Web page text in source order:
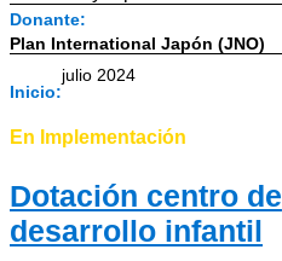
Donante:
Plan International Japón (JNO)
Inicio:
julio 2024
En Implementación
Dotación centro de
desarrollo infantil